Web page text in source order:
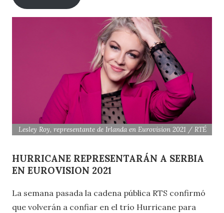
Lesley Roy, representante de Irlanda en Eurovision 2021 / RTÉ
HURRICANE REPRESENTARÁN A SERBIA
EN EUROVISION 2021
La semana pasada la cadena pública RTS confirmó
que volverán a confiar en el trío Hurricane para